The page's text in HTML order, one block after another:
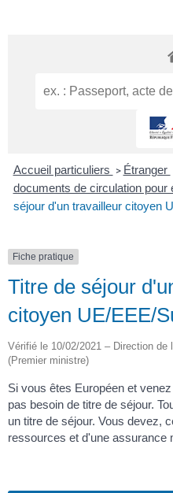
Accueil particuliers > Étranger
documents de circulation pour
séjour d'un travailleur citoyen
Fiche pratique
Titre de séjour
citoyen UE/EEE/
Vérifié le 10/02/2021 – Direction
(Premier ministre)
Si vous êtes Européen et
pas besoin de titre de séjour.
un titre de séjour. Vous devez,
ressources et d'une assurance